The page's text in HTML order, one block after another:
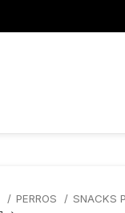
PERROS SNACKS